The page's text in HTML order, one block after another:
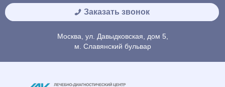
Заказать звонок
Москва, ул. Давыдковская, дом 5,
м. Славянский бульвар